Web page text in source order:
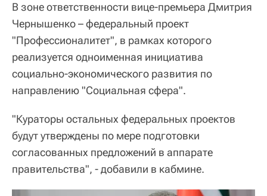
В зоне ответственности вице-премьера Дмитрия
Чернышенко – федеральный проект
"Профессионалитет", в рамках которого
реализуется одноименная инициатива
социально-экономического развития по
направлению "Социальная сфера".
"Кураторы остальных федеральных проектов
будут утверждены по мере подготовки
согласованных предложений в аппарате
правительства", - добавили в кабмине.